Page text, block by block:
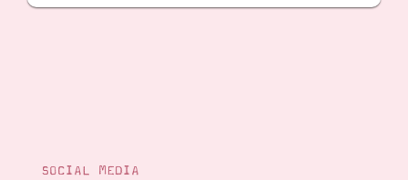
SOCIAL MEDIA